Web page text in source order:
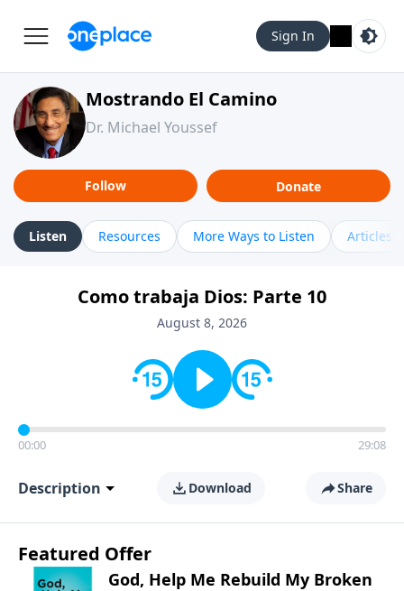
Sign In
Mostrando El Camino
Dr. Michael Youssef
Follow Donate
Listen Resources More Ways to Listen Articles
Como trabaja Dios: Parte 10
August 8, 2026
00:00 29:08
Description Download Share
Featured Offer
God, Help Me Rebuild My Broken